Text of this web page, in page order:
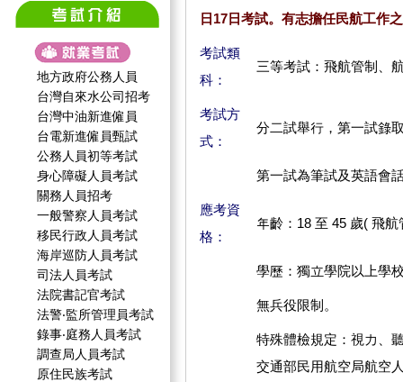
地方政府公務人員
台灣自來水公司招考
台灣中油新進僱員
台電新進僱員甄試
公務人員初等考試
身心障礙人員考試
關務人員招考
一般警察人員考試
移民行政人員考試
海岸巡防人員考試
司法人員考試
法院書記官考試
法警‧監所管理員考試
錄事‧庭務人員考試
調查局人員考試
原住民族考試
日17日考試。有志擔任民航工作
考試類
科：
三等考試：飛航管制、
考試方
式：
分二試舉行，第一試錄
第一試為筆試及英語會
應考資
格：
年齡：18 至 45 歲( 飛
學歷：獨立學院以上學
無兵役限制。
特殊體檢規定：視力、
交通部民用航空局航空